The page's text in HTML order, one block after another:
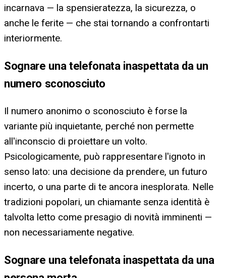
incarnava — la spensieratezza, la sicurezza, o
anche le ferite — che stai tornando a confrontarti
interiormente.
Sognare una telefonata inaspettata da un
numero sconosciuto
Il numero anonimo o sconosciuto è forse la
variante più inquietante, perché non permette
all'inconscio di proiettare un volto.
Psicologicamente, può rappresentare l'ignoto in
senso lato: una decisione da prendere, un futuro
incerto, o una parte di te ancora inesplorata. Nelle
tradizioni popolari, un chiamante senza identità è
talvolta letto come presagio di novità imminenti —
non necessariamente negative.
Sognare una telefonata inaspettata da una